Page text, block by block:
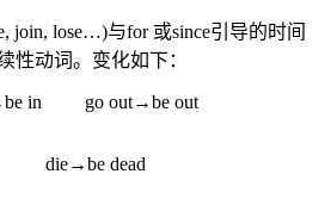
join, lose…)与for 或since引导的时间
性动词。变化如下：
to→be in go out→be out
die→be dead